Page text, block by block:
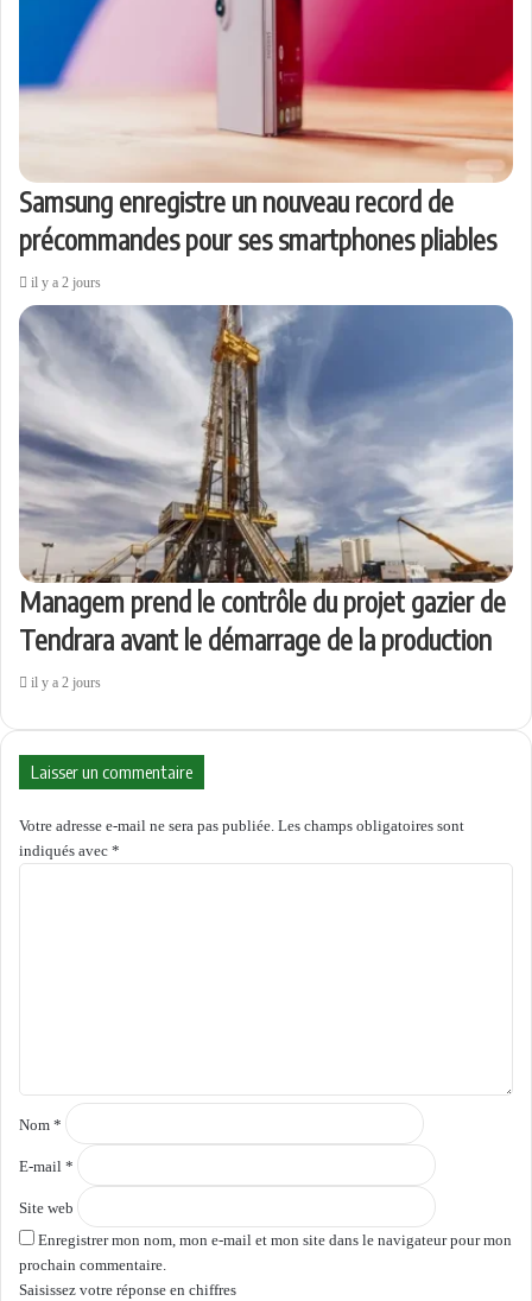
Samsung enregistre un nouveau record de
précommandes pour ses smartphones pliables
il y a 2 jours
Managem prend le contrôle du projet gazier de
Tendrara avant le démarrage de la production
il y a 2 jours
Laisser un commentaire
Votre adresse e-mail ne sera pas publiée. Les champs obligatoires sont
indiqués avec *
r
e
Nom *
E-mail *
Site web
Enregistrer mon nom, mon e-mail et mon site dans le navigateur pour mon
prochain commentaire.
Saisissez votre réponse en chiffres